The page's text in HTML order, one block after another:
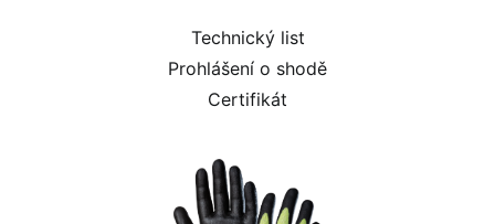
Technický list
Prohlášení o shodě
Certifikát